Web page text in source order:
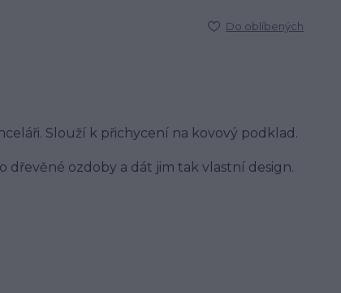
Do oblíbených
Slouží k přichycení na kovový podklad.
ozdoby a dát jim tak vlastní design.